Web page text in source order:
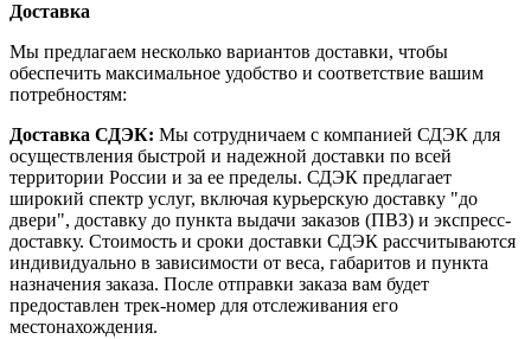
Доставка
Мы предлагаем несколько вариантов доставки, чтобы
обеспечить максимальное удобство и соответствие вашим
потребностям:
Доставка СДЭК: Мы сотрудничаем с компанией СДЭК для
осуществления быстрой и надежной доставки по всей
территории России и за ее пределы. СДЭК предлагает
широкий спектр услуг, включая курьерскую доставку "до
двери", доставку до пункта выдачи заказов (ПВЗ) и экспресс-
доставку. Стоимость и сроки доставки СДЭК рассчитываются
индивидуально в зависимости от веса, габаритов и пункта
назначения заказа. После отправки заказа вам будет
предоставлен трек-номер для отслеживания его
местонахождения.